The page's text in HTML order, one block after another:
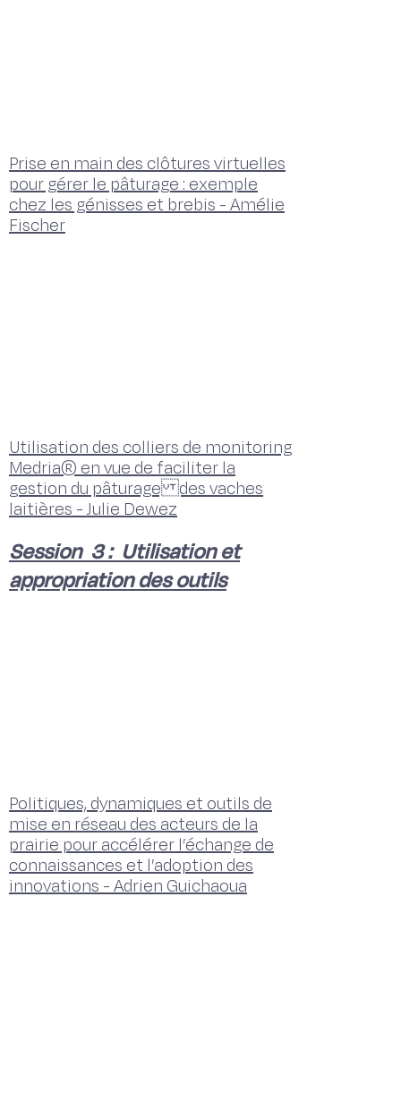
Prise en main des clôtures virtuelles
pour gérer le pâturage : exemple
chez les génisses et brebis - Amélie
Fischer
Utilisation des colliers de monitoring
Medria® en vue de faciliter la
gestion du pâturage des vaches
laitières - Julie Dewez
Session 3 : Utilisation et
appropriation des outils
Politiques, dynamiques et outils de
mise en réseau des acteurs de la
prairie pour accélérer l’échange de
connaissances et l’adoption des
innovations - Adrien Guichaoua